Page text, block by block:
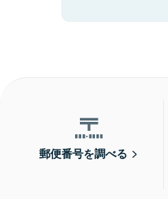
郵便番号を調べる